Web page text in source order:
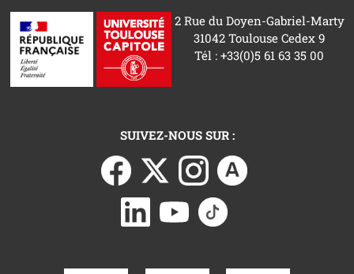
2 Rue du Doyen-Gabriel-Marty
31042 Toulouse Cedex 9
Tél : +33(0)5 61 63 35 00
SUIVEZ-NOUS SUR :